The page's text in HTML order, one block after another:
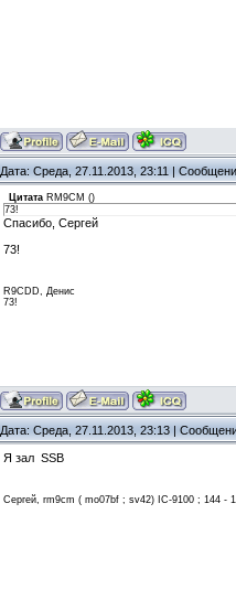
Дата: Среда, 27.11.2013, 23:11 |
Цитата RM9CM ()
73!
Спасибо, Сергей
73!
R9CDD, Денис
73!
Дата: Среда, 27.11.2013, 23:13 |
Я зал SSB
Сергей, rm9cm ( mo07bf ; sv42) IC-9100 ; 144 -